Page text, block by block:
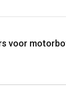
voor